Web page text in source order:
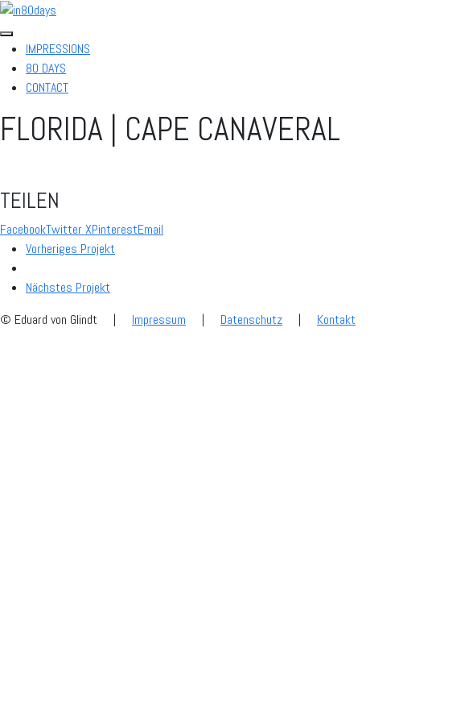
IMPRESSIONS
80 DAYS
CONTACT
FLORIDA | CAPE CANAVERAL
TEILEN
FacebookTwitter XPinterestEmail
Vorheriges Projekt
Nächstes Projekt
© Eduard von Glindt
| Impressum | Datenschutz | Kontakt